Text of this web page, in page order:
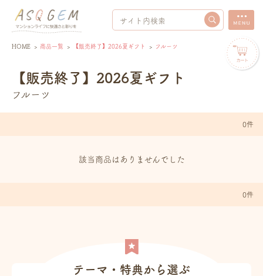
HOME > 商品一覧 > 【販売終了】2026夏ギフト > フルーツ
【販売終了】2026夏ギフト
フルーツ
0件
該当商品はありませんでした
0件
テーマ・特典から選ぶ